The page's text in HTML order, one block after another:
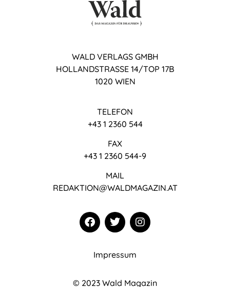
WALD VERLAGS GMBH
HOLLANDSTRASSE 14/TOP 17B
1020 WIEN
TELEFON
+43 1 2360 544
FAX
+43 1 2360 544-9
MAIL
REDAKTION@WALDMAGAZIN.AT
Impressum
© 2023 Wald Magazin